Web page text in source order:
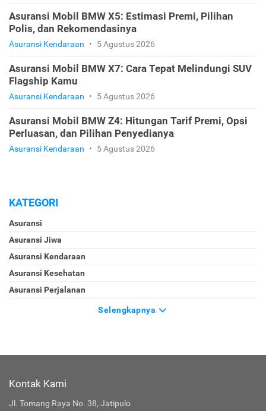
Asuransi Mobil BMW X5: Estimasi Premi, Pilihan
Polis, dan Rekomendasinya
Asuransi Kendaraan • 5 Agustus 2026
Asuransi Mobil BMW X7: Cara Tepat Melindungi SUV
Flagship Kamu
Asuransi Kendaraan • 5 Agustus 2026
Asuransi Mobil BMW Z4: Hitungan Tarif Premi, Opsi
Perluasan, dan Pilihan Penyedianya
Asuransi Kendaraan • 5 Agustus 2026
KATEGORI
Asuransi
Asuransi Jiwa
Asuransi Kendaraan
Asuransi Kesehatan
Asuransi Perjalanan
Selengkapnya
Kontak Kami
Jl. Tomang Raya No. 38, Jatipulo